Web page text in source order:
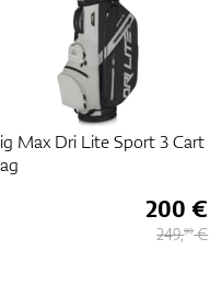
Max Dri Lite Sport 3 Cart
200 €
249,90€